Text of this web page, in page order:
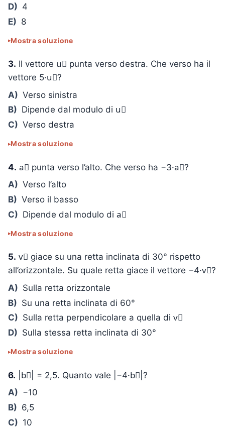
D) 4
E) 8
Mostra soluzione
3. Il vettore u⃗ punta verso destra. Che verso ha il
vettore 5·u⃗?
A) Verso sinistra
B) Dipende dal modulo di u⃗
C) Verso destra
Mostra soluzione
4. a⃗ punta verso l’alto. Che verso ha −3·a⃗?
A) Verso l’alto
B) Verso il basso
C) Dipende dal modulo di a⃗
Mostra soluzione
5. v⃗ giace su una retta inclinata di 30° rispetto
all’orizzontale. Su quale retta giace il vettore −4·v⃗?
A) Sulla retta orizzontale
B) Su una retta inclinata di 60°
C) Sulla retta perpendicolare a quella di v⃗
D) Sulla stessa retta inclinata di 30°
Mostra soluzione
6.
|b⃗| = 2,5. Quanto vale |−4·b⃗|?
A) −10
B) 6,5
C) 10